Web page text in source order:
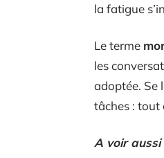
la fatigue
Le terme
les
adoptée. Se
tâches : tout
A voir aussi